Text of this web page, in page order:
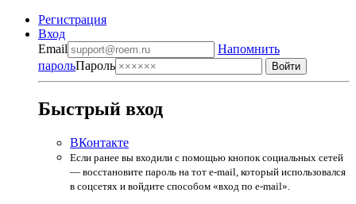
Регистрация
Вход
Email
Напомнить
парольПароль
Быстрый вход
ВКонтакте
Если ранее вы входили с помощью кнопок социальных сетей
— восстановите пароль на тот e-mail, который использовался
в соцсетях и войдите способом «вход по e-mail».